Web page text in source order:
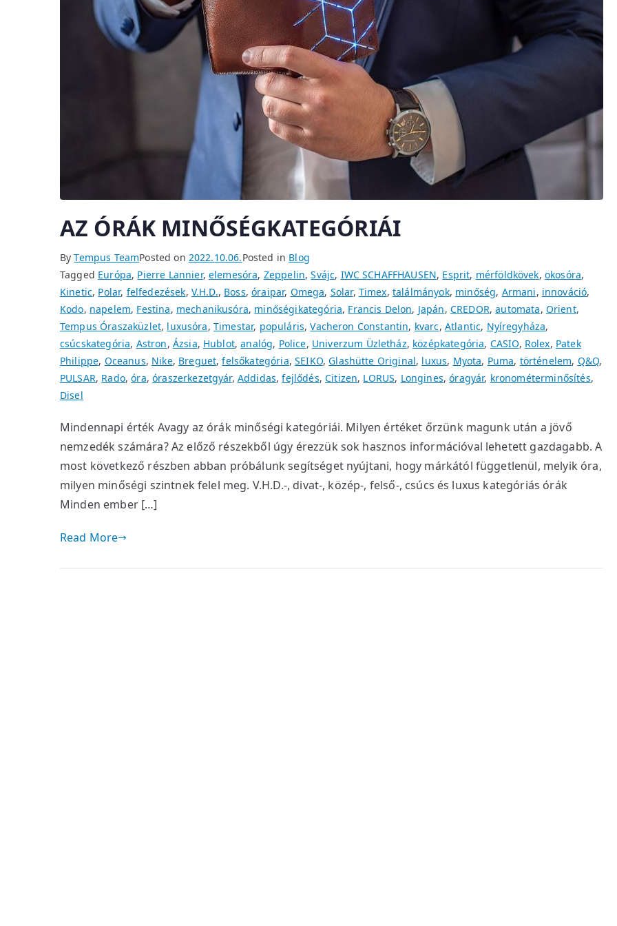
AZ ÓRÁK MINŐSÉGKATEGÓRIÁI
ByTempus TeamPosted on 2022.10.06.Posted in Blog
Tagged Európa, Pierre Lannier, elemesóra, Zeppelin,Svájc, IWC SCHAFFHAUSEN, Esprit, mérföldkövek, okosóra,
Kinetic, Polar, felfedezések, V.H.D., Boss,óraipar, Omega, Solar, Timex, találmányok, minőség, Armani, innováció,
Kodo, napelem, Festina, mechanikusóra, minőségikategória, Francis Delon, Japán, CREDOR,automata, Orient,
Tempus Óraszaküzlet, luxusóra, Timestar, populáris,Vacheron Constantin, kvarc, Atlantic, Nyíregyháza,
csúcskategória, Astron, Ázsia, Hublot,analóg, Police, Univerzum Üzletház, középkategória, CASIO, Rolex, Patek
Philippe, Oceanus, Nike, Breguet,felsőkategória,SEIKO,Glashütte Original, luxus, Myota, Puma, történelem, Q&Q,
PULSAR, Rado,óra,óraszerkezetgyár, Addidas,fejlődés,Citizen, LORUS, Longines,óragyár, kronométerminősítés,
Disel
Mindennapi érték Avagy az órák minőségi kategóriái. Milyen értéket őrzünk magunk után a jövő
nemzedék számára? Az előző részekből úgy érezzük sok hasznos információval lehetett gazdagabb. A
most következő részben abban próbálunk segítséget nyújtani, hogy márkától függetlenül, melyik óra,
milyen minőségi szintnek felel meg. V.H.D.-, divat-, közép-, felső-, csúcs és luxus kategóriás órák
Minden ember […]
Read More